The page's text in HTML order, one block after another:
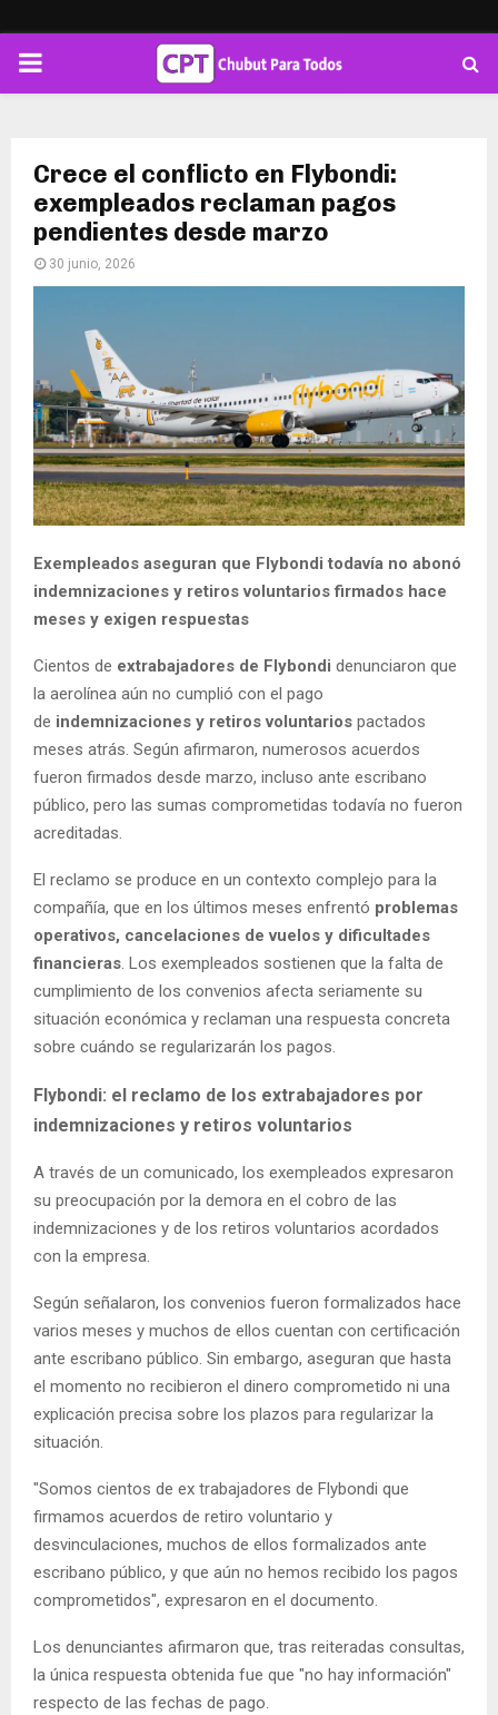
PRIMARY
Crece el conflicto en Flybondi:
exempleados reclaman pagos
pendientes desde marzo
30 junio, 2026
Exempleados aseguran que Flybondi todavía no abonó
indemnizaciones y retiros voluntarios firmados hace
meses y exigen respuestas
Cientos de extrabajadores de Flybondi denunciaron que
la aerolínea aún no cumplió con el pago
de indemnizaciones y retiros voluntarios pactados
meses atrás. Según afirmaron, numerosos acuerdos
fueron firmados desde marzo, incluso ante escribano
público, pero las sumas comprometidas todavía no fueron
acreditadas.
El reclamo se produce en un contexto complejo para la
compañía, que en los últimos meses enfrentó problemas
operativos, cancelaciones de vuelos y dificultades
financieras. Los exempleados sostienen que la falta de
cumplimiento de los convenios afecta seriamente su
situación económica y reclaman una respuesta concreta
sobre cuándo se regularizarán los pagos.
Flybondi: el reclamo de los extrabajadores por
indemnizaciones y retiros voluntarios
A través de un comunicado, los exempleados expresaron
su preocupación por la demora en el cobro de las
indemnizaciones y de los retiros voluntarios acordados
con la empresa.
Según señalaron, los convenios fueron formalizados hace
varios meses y muchos de ellos cuentan con certificación
ante escribano público. Sin embargo, aseguran que hasta
el momento no recibieron el dinero comprometido ni una
explicación precisa sobre los plazos para regularizar la
situación.
"Somos cientos de ex trabajadores de Flybondi que
firmamos acuerdos de retiro voluntario y
desvinculaciones, muchos de ellos formalizados ante
escribano público, y que aún no hemos recibido los pagos
comprometidos", expresaron en el documento.
Los denunciantes afirmaron que, tras reiteradas consultas,
la única respuesta obtenida fue que "no hay información"
respecto de las fechas de pago.